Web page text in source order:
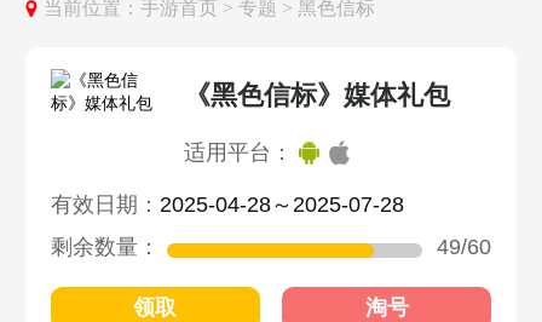
当前位置：手游首页 >专题 >黑色信标
《黑色信标》媒体礼包
适用平台：
有效日期： 2025-04-28～2025-07-28
剩余数量：
49/60
领取 淘号